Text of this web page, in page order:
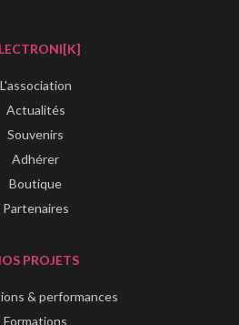
L'association
Actualités
Souvenirs
Adhérer
Boutique
Partenaires
PROJETS
& performances
Formations